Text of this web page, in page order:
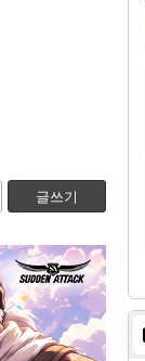
글쓰기